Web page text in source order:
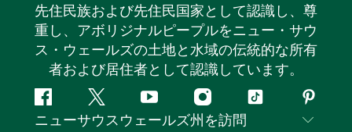
先住民族および先住民国家として認識し、尊
重し、アボリジナルピープルをニュー・サウ
ス・ウェールズの土地と水域の伝統的な所有
者および居住者として認識しています。
フ
ェ
ツ
イ
ユ
ー
イ
ン
テ
ピ
ン
ニューサウスウェールズ州を訪問